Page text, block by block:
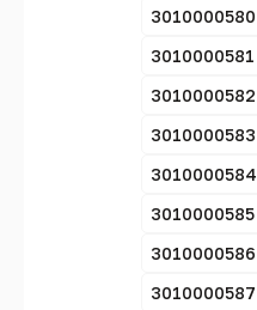
3010000580
3010000581
3010000582
3010000583
3010000584
3010000585
3010000586
3010000587